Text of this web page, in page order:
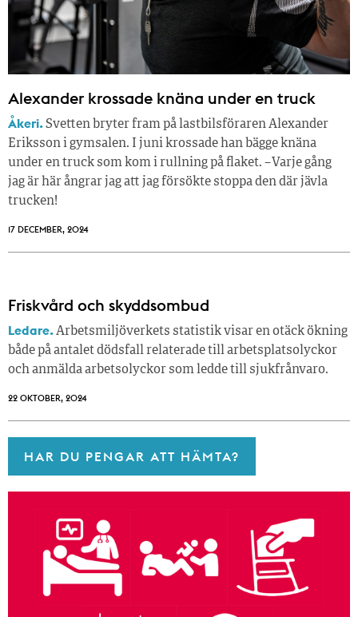
Alexander krossade knäna under en truck
Åkeri.Svetten bryter fram på lastbilsföraren Alexander
Eriksson i gymsalen. I juni krossade han bägge knäna
under en truck som kom i rullning på flaket. – Varje gång
jag är här ångrar jag att jag försökte stoppa den där jävla
trucken!
17 DECEMBER, 2024
Friskvård och skyddsombud
Ledare.Arbetsmiljöverkets statistik visar en otäck ökning
både på antalet dödsfall relaterade till arbetsplatsolyckor
och anmälda arbetsolyckor som ledde till sjukfrånvaro.
22 OKTOBER, 2024
HAR DU PENGAR ATT HÄMTA?